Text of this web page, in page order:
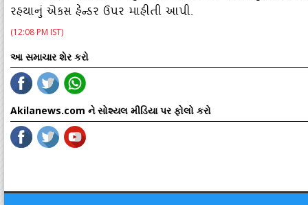
રહયાનું એકસ હેન્‍ડર ઉપર માહીતી આપી.
(12:08 PM IST)
આ સમાચાર શેર કરો
Akilanews.com ને સોશ્યલ મીડિયા પર ફોલો કરો